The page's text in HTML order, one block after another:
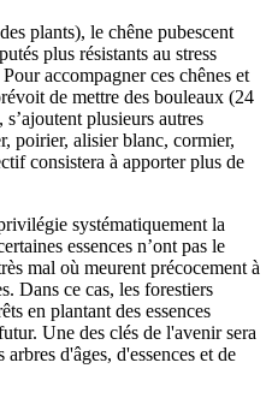
plants), le chêne pubescent
plus résistants au stress
accompagner ces chênes et
de mettre des bouleaux (24
plusieurs autres
poirier, alisier blanc, cormier,
consistera à apporter plus de
systématiquement la
essences n’ont pas le
mal où meurent précocement à
Dans ce cas, les forestiers
en plantant des essences
Une des clés de l'avenir sera
d'âges, d'essences et de